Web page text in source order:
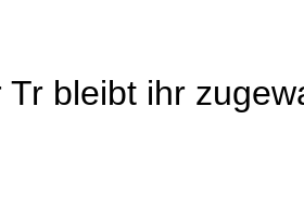
ihr